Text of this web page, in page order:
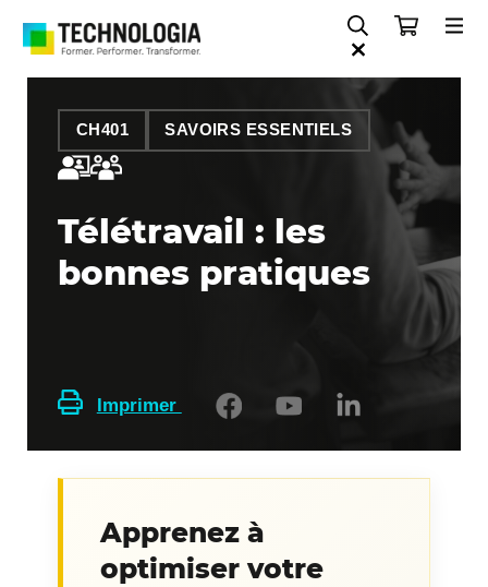
CH401 SAVOIRS ESSENTIELS
Télétravail : les
bonnes pratiques
Imprimer
Apprenez à
optimiser votre